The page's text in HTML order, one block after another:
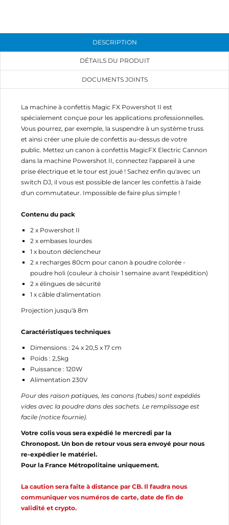
DESCRIPTION
DÉTAILS DU PRODUIT
DOCUMENTS JOINTS
La machine à confettis Magic FX Powershot II est
spécialement conçue pour les applications professionnelles.
Vous pourrez, par exemple, la suspendre à un système truss
et ainsi créer une pluie de confettis au-dessus de votre
public. Mettez un canon à confettis MagicFX Electric Cannon
dans la machine Powershot II, connectez l'appareil à une
prise électrique et le tour est joué ! Sachez enfin qu'avec un
switch DJ, il vous est possible de lancer les confettis à l'aide
d'un commutateur. Impossible de faire plus simple !
Contenu du pack
2 x Powershot II
2 x embases lourdes
1 x bouton déclencheur
2 x recharges 80cm pour canon à poudre colorée -
poudre holi (couleur à choisir 1 semaine avant l'expédition)
2 x élingues de sécurité
1 x câble d'alimentation
Projection jusqu'à 8m
Caractéristiques techniques
Dimensions : 24 x 20,5 x 17 cm
Poids : 2,5kg
Puissance : 120W
Alimentation 230V
Pour des raison patiques, les canons (tubes) sont expédiés
vides avec la poudre dans des sachets. Le remplissage est
facile (notice fournie).
Votre colis vous sera expédié le mercredi par la
Chronopost. Un bon de retour vous sera envoyé pour nous
re-expédier le matériel.
Pour la France Métropolitaine uniquement.
La caution sera faite à distance par CB. Il faudra nous
communiquer vos numéros de carte, date de fin de
validité et crypto.
MES LISTES
add_circle_outlineCréer une nouvelle liste
Créer une liste d'envies
à votre liste d'envies.